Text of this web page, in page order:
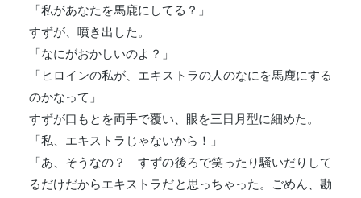
「私があなたを馬鹿にしてる？」
すずが、噴き出した。
「なにがおかしいのよ？」
「ヒロインの私が、エキストラの人のなにを馬鹿にする
のかなって」
すずが口もとを両手で覆い、眼を三日月型に細めた。
「私、エキストラじゃないから！」
「あ、そうなの？ すずの後ろで笑ったり騒いだりして
るだけだからエキストラだと思っちゃった。ごめん、勘